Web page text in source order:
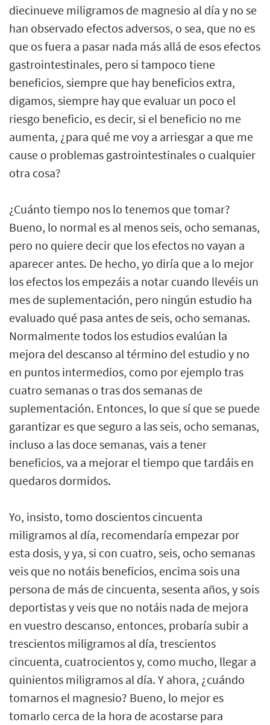
diecinueve miligramos de magnesio al día y no se
han observado efectos adversos, o sea, que no es
que os fuera a pasar nada más allá de esos efectos
gastrointestinales, pero si tampoco tiene
beneficios, siempre que hay beneficios extra,
digamos, siempre hay que evaluar un poco el
riesgo beneficio, es decir, si el beneficio no me
aumenta, ¿para qué me voy a arriesgar a que me
cause o problemas gastrointestinales o cualquier
otra cosa?
¿Cuánto tiempo nos lo tenemos que tomar?
Bueno, lo normal es al menos seis, ocho semanas,
pero no quiere decir que los efectos no vayan a
aparecer antes. De hecho, yo diría que a lo mejor
los efectos los empezáis a notar cuando llevéis un
mes de suplementación, pero ningún estudio ha
evaluado qué pasa antes de seis, ocho semanas.
Normalmente todos los estudios evalúan la
mejora del descanso al término del estudio y no
en puntos intermedios, como por ejemplo tras
cuatro semanas o tras dos semanas de
suplementación. Entonces, lo que sí que se puede
garantizar es que seguro a las seis, ocho semanas,
incluso a las doce semanas, vais a tener
beneficios, va a mejorar el tiempo que tardáis en
quedaros dormidos.
Yo, insisto, tomo doscientos cincuenta
miligramos al día, recomendaría empezar por
esta dosis, y ya, si con cuatro, seis, ocho semanas
veis que no notáis beneficios, encima sois una
persona de más de cincuenta, sesenta años, y sois
deportistas y veis que no notáis nada de mejora
en vuestro descanso, entonces, probaría subir a
trescientos miligramos al día, trescientos
cincuenta, cuatrocientos y, como mucho, llegar a
quinientos miligramos al día. Y ahora, ¿cuándo
tomarnos el magnesio? Bueno, lo mejor es
tomarlo cerca de la hora de acostarse para